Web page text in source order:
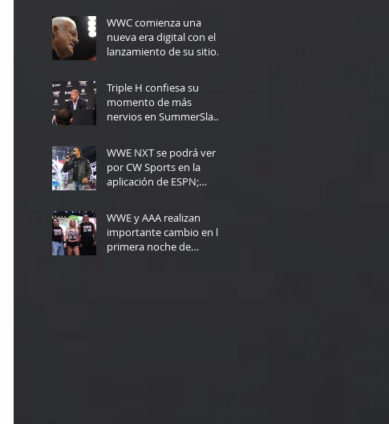
WWC comienza una
nueva era digital con el
lanzamiento de su sitio
Triple H confiesa su
momento de más
nervios en SummerSlam:
WWE NXT se podrá ver
por CW Sports en la
aplicación de ESPN;
WWE y AAA realizan
importante cambio en la
primera noche de